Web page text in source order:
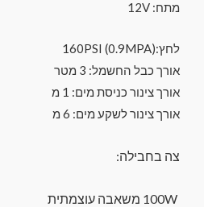
מתח: 12V
לחץ:160PSI (0.9MPA)
אורך כבל החשמל: 3 מטר
אורך צינור כניסת מים: 1 מ
אורך צינור לשקע מים: 6 מ
צה בחבילה: